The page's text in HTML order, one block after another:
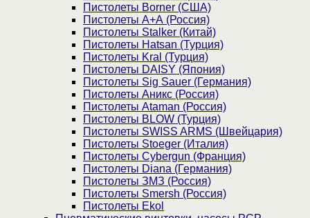
Пистолеты Borner (США)
Пистолеты А+А (Россия)
Пистолеты Stalker (Китай)
Пистолеты Hatsan (Турция)
Пистолеты Kral (Турция)
Пистолеты DAISY (Япония)
Пистолеты Sig Sauer (Германия)
Пистолеты Аникс (Россия)
Пистолеты Ataman (Россия)
Пистолеты BLOW (Турция)
Пистолеты SWISS ARMS (Швейцария)
Пистолеты Stoeger (Италия)
Пистолеты Cybergun (Франция)
Пистолеты Diana (Германия)
Пистолеты ЗМЗ (Россия)
Пистолеты Smersh (Россия)
Пистолеты Ekol